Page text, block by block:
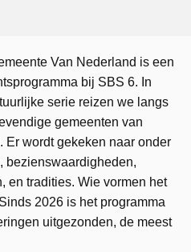
Van Nederland is een
bij SBS 6. In
serie reizen we langs
gemeenten van
Er wordt gekeken naar onder
bezienswaardigheden,
en tradities. Wie vormen het
2026 is het programma
uitgezonden, de meest